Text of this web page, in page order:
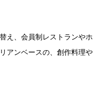
え、会員制レストランやホ
アンベースの、創作料理や